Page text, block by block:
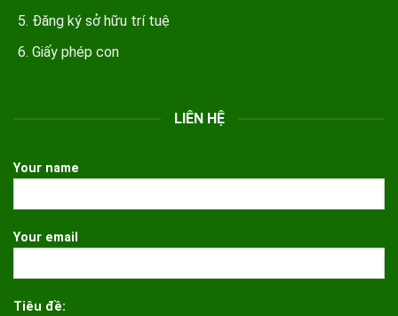
Đăng ký sở hữu trí tuệ
Giấy phép con
LIÊN HỆ
Your name
Your email
Tiêu đề: